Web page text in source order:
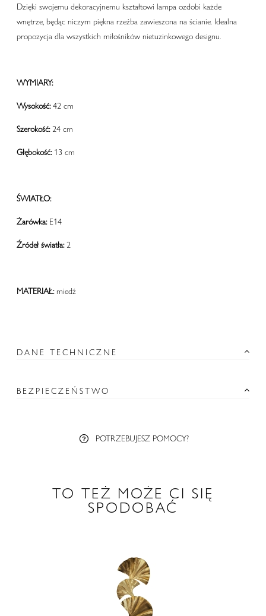
Dzięki swojemu dekoracyjnemu kształtowi lampa ozdobi każde
wnętrze, będąc niczym piękna rzeźba zawieszona na ścianie. Idealna
propozycja dla wszystkich miłośników nietuzinkowego designu.
WYMIARY:
Wysokość:42 cm
Szerokość:24 cm
Głębokość:13 cm
ŚWIATŁO:
Żarówka: E14
Źródeł światła:2
MATERIAŁ:miedź
DANE TECHNICZNE
BEZPIECZEŃSTWO
POTRZEBUJESZ POMOCY?
TO TEŻ MOŻE CI SIĘ
SPODOBAĆ